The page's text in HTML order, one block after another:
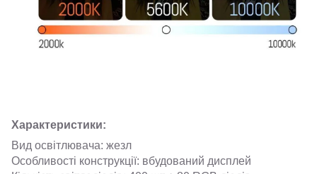
Характеристики:
Вид освітлювача: жезл
Особливості конструкції: вбудований дисплей